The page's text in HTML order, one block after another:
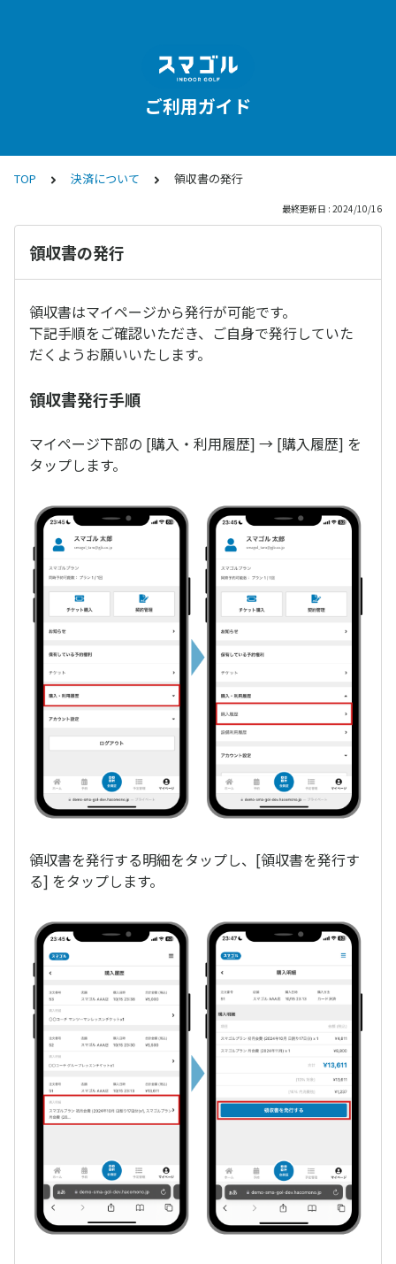
ご利用ガイド
TOP 決済について 領収書の発行
最終更新日 : 2024/10/16
領収書の発行
領収書はマイページから発行が可能です。
下記手順をご確認いただき、ご自身で発行していた
だくようお願いいたします。
領収書発行手順
マイページ下部の [購入・利用履歴] → [購入履歴] を
タップします。
領収書を発行する明細をタップし、[領収書を発行す
る] をタップします。